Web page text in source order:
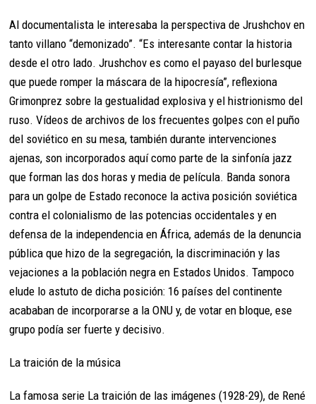
Al documentalista le interesaba la perspectiva de Jrushchov en
tanto villano “demonizado”. “Es interesante contar la historia
desde el otro lado. Jrushchov es como el payaso del burlesque
que puede romper la máscara de la hipocresía”, reflexiona
Grimonprez sobre la gestualidad explosiva y el histrionismo del
ruso. Vídeos de archivos de los frecuentes golpes con el puño
del soviético en su mesa, también durante intervenciones
ajenas, son incorporados aquí como parte de la sinfonía jazz
que forman las dos horas y media de película. Banda sonora
para un golpe de Estado reconoce la activa posición soviética
contra el colonialismo de las potencias occidentales y en
defensa de la independencia en África, además de la denuncia
pública que hizo de la segregación, la discriminación y las
vejaciones a la población negra en Estados Unidos. Tampoco
elude lo astuto de dicha posición: 16 países del continente
acababan de incorporarse a la ONU y, de votar en bloque, ese
grupo podía ser fuerte y decisivo.
La traición de la música
La famosa serie La traición de las imágenes (1928-29), de René